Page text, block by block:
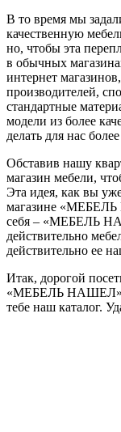
В то время мы
качественную
но, чтобы эта
в обычных
интернет
производителей,
стандартные
модели из более
делать для нас
Обставив нашу
магазин мебели,
Эта идея, как вы
магазине «МЕБЕЛЬ
себя – «МЕБЕЛЬ
действительно
действительно ее
Итак, дорогой
«МЕБЕЛЬ НАШЕЛ» с
тебе наш каталог.